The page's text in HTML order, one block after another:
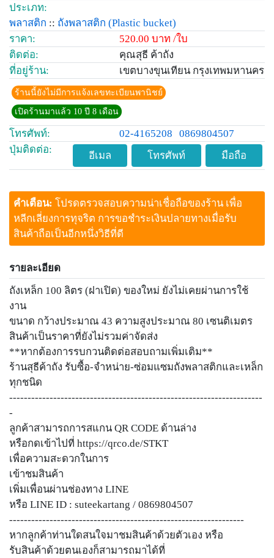
ประเภท:
พลาสติก :: ถังพลาสติก (Plastic bucket)
ราคา:
520.00 บาท /ใบ
ติดต่อ:
คุณสุธี ค้าถัง
ที่อยู่ร้าน:
เขตบางขุนเทียน กรุงเทพมหานคร
ร้านนี้ยังไม่มีการแจ้งเลขทะเบียนพานิชย์
เปิดร้านมาแล้ว 10 ปี 8 เดือน
โทรศัพท์: 02-4165208
0869804507
ปุ่มติดต่อ:
อีเมล โทรศัพท์ มือถือ
คำเตือน: โปรดตรวจสอบความน่าเชื่อถือของร้าน เพื่อ
หลีกเลี่ยงการทุจริต การขอชำระเงินปลายทางเมื่อรับ
สินค้าถือเป็นอีกหนึ่งวิธีที่ดี
รายละเอียด
ถังเหล็ก 100 ลิตร (ฝาเปิด) ของใหม่ ยังไม่เคยผ่านการใช้
งาน
ขนาด กว้างประมาณ 43 ความสูงประมาณ 80 เซนติเมตร
สินค้าเป็นราคาที่ยังไม่รวมค่าจัดส่ง
**หากต้องการรบกวนติดต่อสอบถามเพิ่มเติม**
ร้านสุธีค้าถัง รับซื้อ-จำหน่าย-ซ่อมแซมถังพลาสติกและเหล็ก
ทุกชนิด
---------------------------------------------------------------------
-
ลูกค้าสามารถการสแกน QR CODE ด้านล่าง
หรือกดเข้าไปที่ https://qrco.de/STKT
เพื่อความสะดวกในการ
เข้าชมสินค้า
เพิ่มเพื่อนผ่านช่องทาง LINE
หรือ LINE ID : suteekartang / 0869804507
----------------------------------------------------------------
หากลูกค้าท่านใดสนใจมาชมสินค้าด้วยตัวเอง หรือ
รับสินค้าด้วยตนเองก็สามารถมาได้ที่